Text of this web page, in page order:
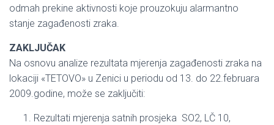
odmah prekine aktivnosti koje prouzokuju alarmantno
stanje zagađenosti zraka.
ZAKLJUČAK
Na osnovu analize rezultata mjerenja zagađenosti zraka na
lokaciji «TETOVO» u Zenici u periodu od 13. do 22.februara
2009.godine, može se zaključiti:
Rezultati mjerenja satnih prosjeka SO2, LČ 10,